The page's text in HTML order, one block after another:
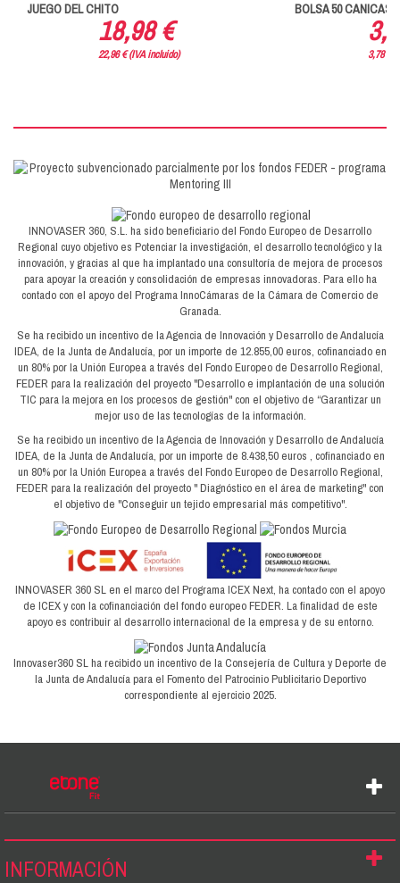
JUEGO DEL CHITO
18,98 €
22,96 € (IVA incluido)
BOLSA 50 CANICAS
3,78 €
INNOVASER 360, S.L. ha sido beneficiario del Fondo Europeo de Desarrollo
Regional cuyo objetivo es Potenciar la investigación, el desarrollo tecnológico y la
innovación, y gracias al que ha implantado una consultoría de mejora de procesos
para apoyar la creación y consolidación de empresas innovadoras. Para ello ha
contado con el apoyo del Programa InnoCámaras de la Cámara de Comercio de
Granada.
Se ha recibido un incentivo de la Agencia de Innovación y Desarrollo de Andalucía
IDEA, de la Junta de Andalucía, por un importe de 12.855,00 euros, cofinanciado en
un 80% por la Unión Europea a través del Fondo Europeo de Desarrollo Regional,
FEDER para la realización del proyecto "Desarrollo e implantación de una solución
TIC para la mejora en los procesos de gestión" con el objetivo de “Garantizar un
mejor uso de las tecnologías de la información.
Se ha recibido un incentivo de la Agencia de Innovación y Desarrollo de Andalucía
IDEA, de la Junta de Andalucía, por un importe de 8.438,50 euros , cofinanciado en
un 80% por la Unión Europea a través del Fondo Europeo de Desarrollo Regional,
FEDER para la realización del proyecto " Diagnóstico en el área de marketing" con
el objetivo de "Conseguir un tejido empresarial más competitivo".
INNOVASER 360 SL en el marco del Programa ICEX Next, ha contado con el apoyo
de ICEX y con la cofinanciación del fondo europeo FEDER. La finalidad de este
apoyo es contribuir al desarrollo internacional de la empresa y de su entorno.
Innovaser360 SL ha recibido un incentivo de la Consejería de Cultura y Deporte de
la Junta de Andalucía para el Fomento del Patrocinio Publicitario Deportivo
correspondiente al ejercicio 2025.
INFORMACIÓN